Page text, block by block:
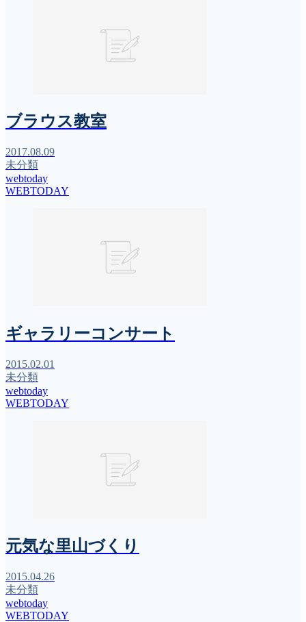
ブラウス教室
2017.08.09
未分類
webtoday
WEBTODAY
ギャラリーコンサート
2015.02.01
未分類
webtoday
WEBTODAY
元気な里山づくり
2015.04.26
未分類
webtoday
WEBTODAY